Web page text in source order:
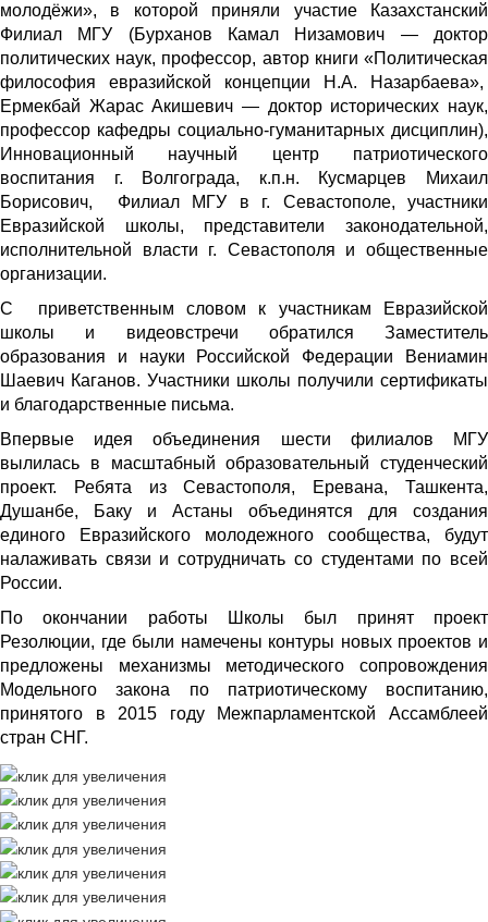
молодёжи», в которой приняли участие Казахстанский
Филиал МГУ (Бурханов Камал Низамович — доктор
политических наук, профессор, автор книги «Политическая
философия евразийской концепции Н.А. Назарбаева»,
Ермекбай Жарас Акишевич — доктор исторических наук,
профессор кафедры социально-гуманитарных дисциплин),
Инновационный научный центр патриотического
воспитания г. Волгограда, к.п.н. Кусмарцев Михаил
Борисович, Филиал МГУ в г. Севастополе, участники
Евразийской школы, представители законодательной,
исполнительной власти г. Севастополя и общественные
организации.
С
приветственным словом к участникам Евразийской
школы и видеовстречи обратился Заместитель
образования и науки Российской Федерации Вениамин
Шаевич Каганов. Участники школы получили сертификаты
и благодарственные письма.
Впервые идея объединения шести филиалов МГУ
вылилась в масштабный образовательный студенческий
проект. Ребята из Севастополя, Еревана, Ташкента,
Душанбе, Баку и Астаны объединятся для создания
единого Евразийского молодежного сообщества, будут
налаживать связи и сотрудничать со студентами по всей
России.
По окончании работы Школы был принят проект
Резолюции, где были намечены контуры новых проектов и
предложены механизмы методического сопровождения
Модельного закона по патриотическому воспитанию,
принятого в 2015 году Межпарламентской Ассамблеей
стран СНГ.